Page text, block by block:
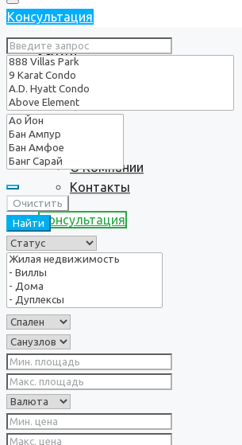
Услуги
О нас
О Компании
Контакты
Консультация
Консультация
Очистить
Найти